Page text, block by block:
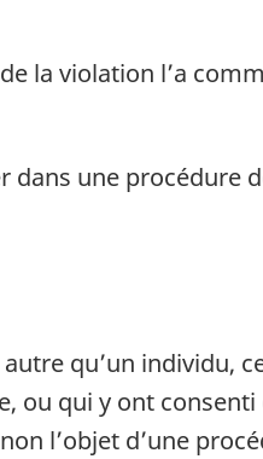
la violation l’a
dans une procédure
qu’un individu,
ou qui y ont
l’objet d’une